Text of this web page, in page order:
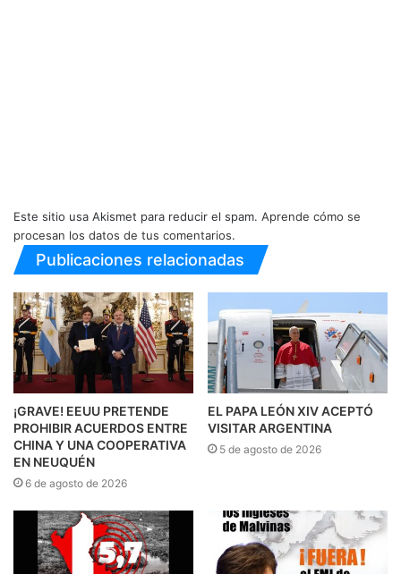
Este sitio usa Akismet para reducir el spam. Aprende cómo se
procesan los datos de tus comentarios.
Publicaciones relacionadas
¡GRAVE! EEUU PRETENDE
PROHIBIR ACUERDOS ENTRE
CHINA Y UNA COOPERATIVA
EN NEUQUÉN
6 de agosto de 2026
EL PAPA LEÓN XIV ACEPTÓ
VISITAR ARGENTINA
5 de agosto de 2026